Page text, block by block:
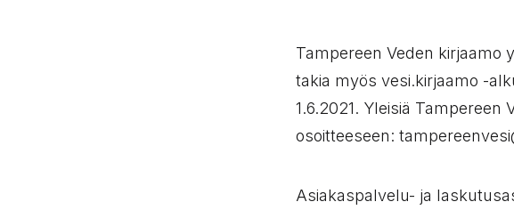
Tampereen Veden kirjaamo
takia myös vesi.kirjaamo -
1.6.2021. Yleisiä Tampereen
osoitteeseen:
Asiakaspalvelu- ja